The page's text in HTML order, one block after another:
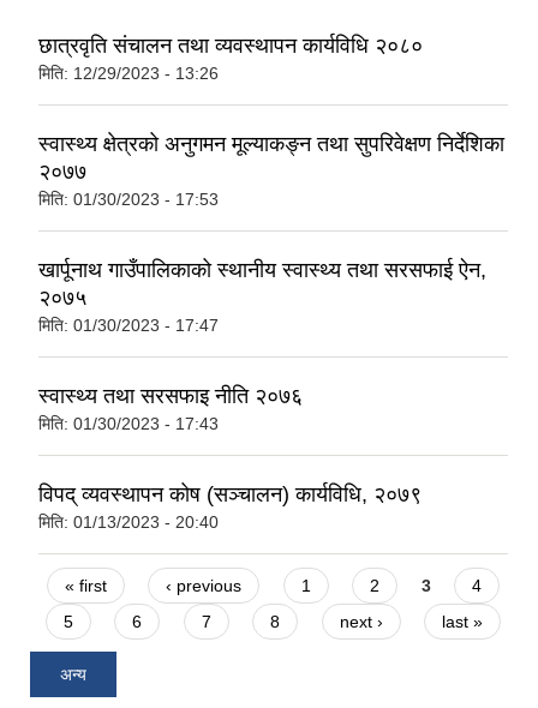
छात्रवृति संचालन तथा व्यवस्थापन कार्यविधि २०८०
मिति: 12/29/2023 - 13:26
स्वास्थ्य क्षेत्रको अनुगमन मूल्याकङ्न तथा सुपरिवेक्षण निर्देशिका
२०७७
मिति: 01/30/2023 - 17:53
खार्पूनाथ गाउँपालिकाको स्थानीय स्वास्थ्य तथा सरसफाई ऐन,
२०७५
मिति: 01/30/2023 - 17:47
स्वास्थ्य तथा सरसफाइ नीति २०७६
मिति: 01/30/2023 - 17:43
विपद् व्यवस्थापन कोष (सञ्चालन) कार्यविधि, २०७९
मिति: 01/13/2023 - 20:40
Pages
« first ‹ previous 1 2 3
4
5
6 7 8 next › last »
अन्य